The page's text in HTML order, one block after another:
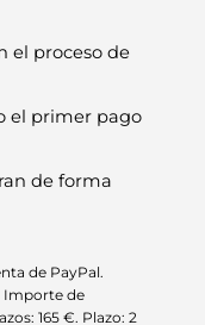
el proceso de
el primer pago
de forma
de PayPal.
Importe de
165 €. Plazo: 2